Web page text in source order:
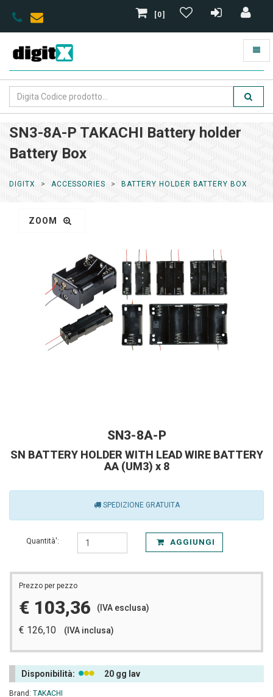
[0]
SN3-8A-P TAKACHI Battery holder
Battery Box
DIGITX ACCESSORIES BATTERY HOLDER BATTERY BOX
ZOOM
SN3-8A-P
SN BATTERY HOLDER WITH LEAD WIRE BATTERY
AA (UM3) x 8
SPEDIZIONE GRATUITA
Quantità': AGGIUNGI
Prezzo per pezzo
€ 103,36 (IVA esclusa)
€ 126,10 (IVA inclusa)
Disponibilità: 20 gg lav
Brand: TAKACHI